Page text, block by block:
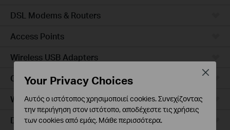
DSL Modems & Routers
Access Points
Wireless USB Adapters
Ceiling Mount
Wall Plate
Desktop
Your Privacy Choices
Αυτός ο ιστότοπος χρησιμοποιεί cookies. Συνεχίζοντας
την περιήγηση στον ιστότοπο, αποδέχεστε τις χρήσεις
των cookies από εμάς. Μάθε περισσότερα.
Close